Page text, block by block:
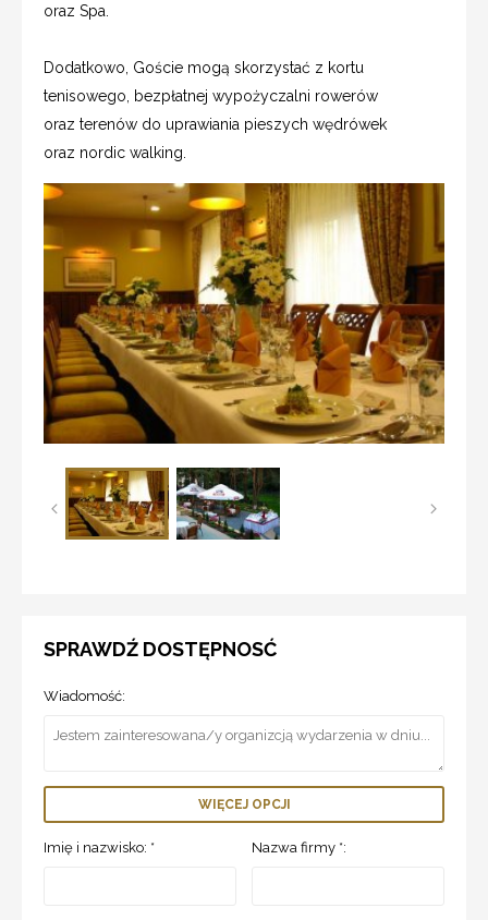
oraz Spa.
Dodatkowo, Goście mogą skorzystać z kortu
tenisowego, bezpłatnej wypożyczalni rowerów
oraz terenów do uprawiania pieszych wędrówek
oraz nordic walking.
SPRAWDŹ DOSTĘPNOSĆ
Wiadomość:
WIĘCEJ OPCJI
Imię i nazwisko: * Nazwa firmy *: